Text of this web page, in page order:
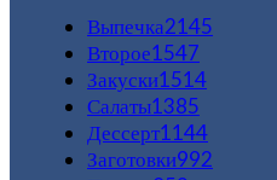
Выпечка2145
Второе1547
Закуски1514
Салаты1385
Дессерт1144
Заготовки992